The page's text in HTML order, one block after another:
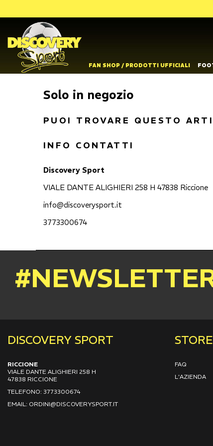
FAN SHOP / PRODOTTI UFFICIALI
Solo in negozio
PUOI TROVARE QUESTO
INFO CONTATTI
Discovery Sport
VIALE DANTE ALIGHIERI 258 H 47838 Riccione
info@discoverysport.it
3773300674
DISCOVERY SPORT
RICCIONE
VIALE DANTE ALIGHIERI 258 H
47838 RICCIONE
TELEFONO: 3773300674
EMAIL: ORDINI@DISCOVERYSPORT.IT
STORE
FAQ
L'AZIENDA